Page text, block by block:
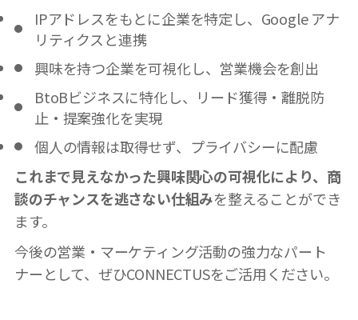
IPアドレスをもとに企業を特定し、Google アナ
リティクスと連携
興味を持つ企業を可視化し、営業機会を創出
BtoBビジネスに特化し、リード獲得・離脱防
止・提案強化を実現
個人の情報は取得せず、プライバシーに配慮
これまで見えなかった興味関心の可視化により、商
談のチャンスを逃さない仕組みを整えることができ
ます。
今後の営業・マーケティング活動の強力なパート
ナーとして、ぜひCONNECTUSをご活用ください。